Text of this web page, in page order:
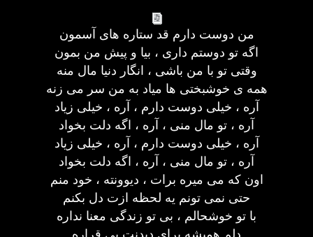
من دوست دارم قد ستاره های آسمون
اگه تو دوستم داری ، بیا و پیش من بمون
وقتی تو با من باشی ، انگار دنیا مال منه
همه ی خوشبختی ها میاد به من سر می زنه
آره ، خیلی دوست دارم ، آره ، خیلی زیاد
آره ، تو مال منی ، آره ، اگه دلت بخواد
آره ، خیلی دوست دارم ، آره ، خیلی زیاد
آره ، تو مال منی ، آره ، اگه دلت بخواد
اون که می میره برات ، دیوونته ، خود منم
حتی نمی تونم یه لحظه ازت دل بکنم
با تو خوشحالم ، بی تو زندگی معنا نداره
دلم همیشه برای دیدنت بی قراره